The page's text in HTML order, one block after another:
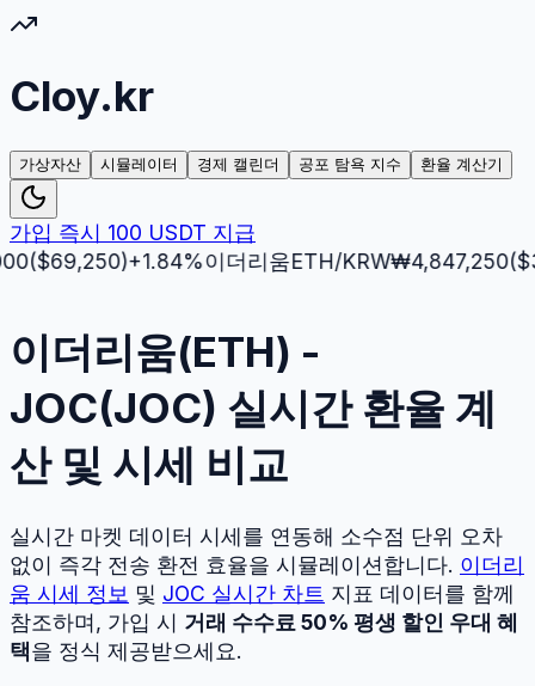
Cloy.kr
가상자산 시뮬레이터 경제 캘린더 공포 탐욕 지수 환율 계산기
가입 즉시 100 USDT 지급
)+1.84%이더리움ETH/KRW₩4,847,250($
이더리움(ETH) -
JOC(JOC) 실시간 환율 계
산 및 시세 비교
실시간 마켓 데이터 시세를 연동해 소수점 단위 오차
없이 즉각 전송 환전 효율을 시뮬레이션합니다. 이더리
움 시세 정보 및 JOC 실시간 차트 지표 데이터를 함께
참조하며, 가입 시 거래 수수료 50% 평생 할인 우대 혜
택을 정식 제공받으세요.